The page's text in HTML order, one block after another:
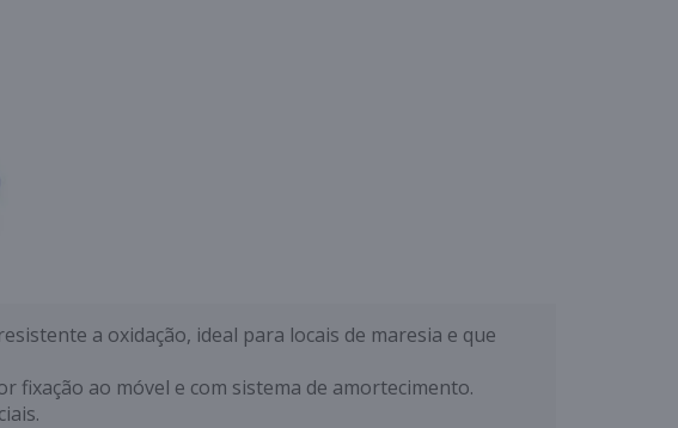
a oxidação, ideal para locais de maresia e que
fixação ao móvel e com sistema de amortecimento.